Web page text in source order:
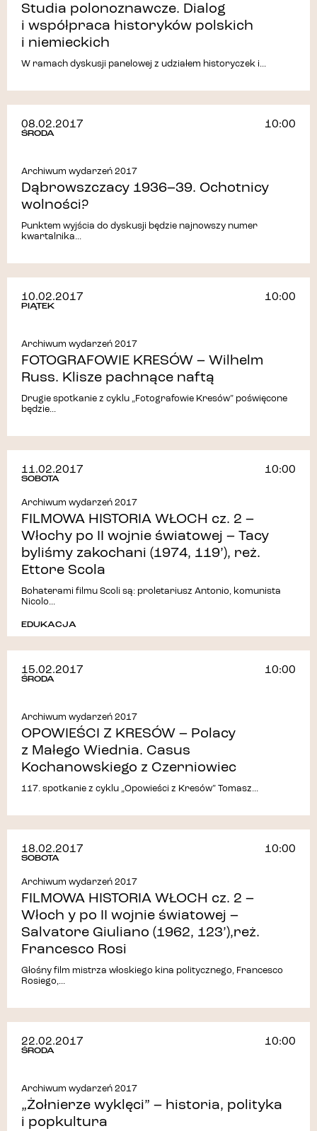
Studia polonoznawcze. Dialog
i współpraca historyków polskich
i niemieckich
W ramach dyskusji panelowej z udziałem historyczek i...
08.02.2017
ŚRODA
10:00
Archiwum wydarzeń 2017
Dąbrowszczacy 1936–39. Ochotnicy
wolności?
Punktem wyjścia do dyskusji będzie najnowszy numer
kwartalnika...
10.02.2017
PIĄTEK
10:00
Archiwum wydarzeń 2017
FOTOGRAFOWIE KRESÓW – Wilhelm
Russ. Klisze pachnące naftą
Drugie spotkanie z cyklu „Fotografowie Kresów” poświęcone
będzie...
11.02.2017
SOBOTA
10:00
Archiwum wydarzeń 2017
FILMOWA HISTORIA WŁOCH cz. 2 –
Włochy po II wojnie światowej – Tacy
byliśmy zakochani (1974, 119’), reż.
Ettore Scola
Bohaterami filmu Scoli są: proletariusz Antonio, komunista
Nicolo...
EDUKACJA
15.02.2017
ŚRODA
10:00
Archiwum wydarzeń 2017
OPOWIEŚCI Z KRESÓW – Polacy
z Małego Wiednia. Casus
Kochanowskiego z Czerniowiec
117. spotkanie z cyklu „Opowieści z Kresów” Tomasz...
18.02.2017
SOBOTA
10:00
Archiwum wydarzeń 2017
FILMOWA HISTORIA WŁOCH cz. 2 –
Włoch y po II wojnie światowej –
Salvatore Giuliano (1962, 123’),reż.
Francesco Rosi
Głośny film mistrza włoskiego kina politycznego, Francesco
Rosiego,...
22.02.2017
ŚRODA
10:00
Archiwum wydarzeń 2017
„Żołnierze wyklęci” – historia, polityka
i popkultura